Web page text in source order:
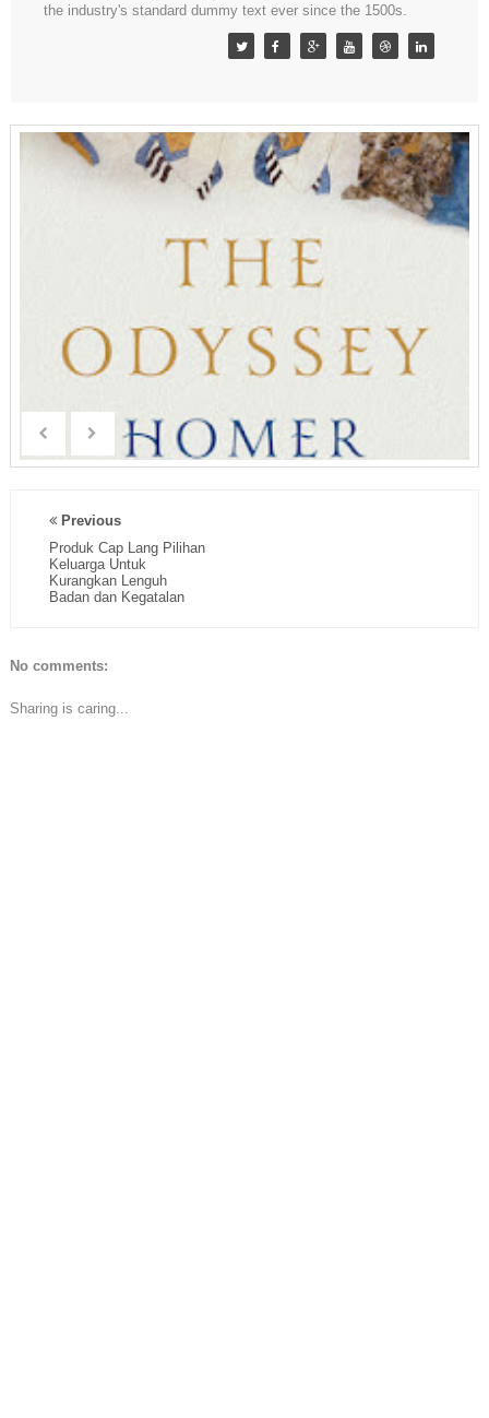
the industry's standard dummy text ever since the 1500s.
Previous
Produk Cap Lang Pilihan
Keluarga Untuk
Kurangkan Lenguh
Badan dan Kegatalan
No comments:
Sharing is caring...